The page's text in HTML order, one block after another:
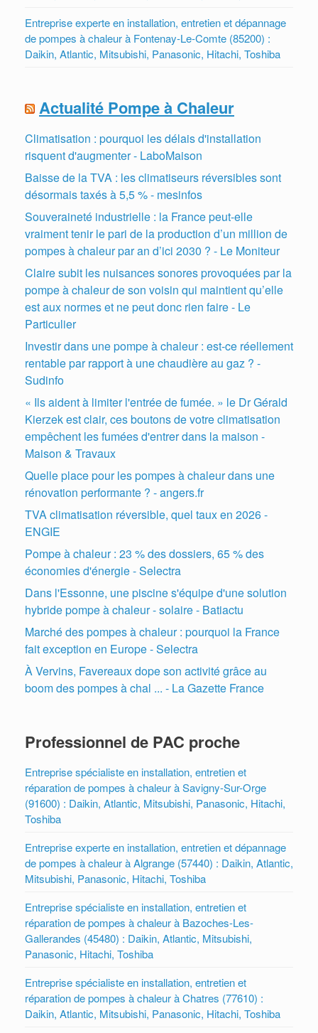
Entreprise experte en installation, entretien et dépannage
de pompes à chaleur à Fontenay-Le-Comte (85200) :
Daikin, Atlantic, Mitsubishi, Panasonic, Hitachi, Toshiba
Actualité Pompe à Chaleur
Climatisation : pourquoi les délais d'installation
risquent d'augmenter - LaboMaison
Baisse de la TVA : les climatiseurs réversibles sont
désormais taxés à 5,5 % - mesinfos
Souveraineté industrielle : la France peut-elle
vraiment tenir le pari de la production d’un million de
pompes à chaleur par an d’ici 2030 ? - Le Moniteur
Claire subit les nuisances sonores provoquées par la
pompe à chaleur de son voisin qui maintient qu’elle
est aux normes et ne peut donc rien faire - Le
Particulier
Investir dans une pompe à chaleur : est-ce réellement
rentable par rapport à une chaudière au gaz ? -
Sudinfo
« Ils aident à limiter l'entrée de fumée. » le Dr Gérald
Kierzek est clair, ces boutons de votre climatisation
empêchent les fumées d'entrer dans la maison -
Maison & Travaux
Quelle place pour les pompes à chaleur dans une
rénovation performante ? - angers.fr
TVA climatisation réversible, quel taux en 2026 -
ENGIE
Pompe à chaleur : 23 % des dossiers, 65 % des
économies d'énergie - Selectra
Dans l'Essonne, une piscine s'équipe d'une solution
hybride pompe à chaleur - solaire - Batiactu
Marché des pompes à chaleur : pourquoi la France
fait exception en Europe - Selectra
À Vervins, Favereaux dope son activité grâce au
boom des pompes à chal ... - La Gazette France
Professionnel de PAC proche
Entreprise spécialiste en installation, entretien et
réparation de pompes à chaleur à Savigny-Sur-Orge
(91600) : Daikin, Atlantic, Mitsubishi, Panasonic, Hitachi,
Toshiba
Entreprise experte en installation, entretien et dépannage
de pompes à chaleur à Algrange (57440) : Daikin, Atlantic,
Mitsubishi, Panasonic, Hitachi, Toshiba
Entreprise spécialiste en installation, entretien et
réparation de pompes à chaleur à Bazoches-Les-
Gallerandes (45480) : Daikin, Atlantic, Mitsubishi,
Panasonic, Hitachi, Toshiba
Entreprise spécialiste en installation, entretien et
réparation de pompes à chaleur à Chatres (77610) :
Daikin, Atlantic, Mitsubishi, Panasonic, Hitachi, Toshiba